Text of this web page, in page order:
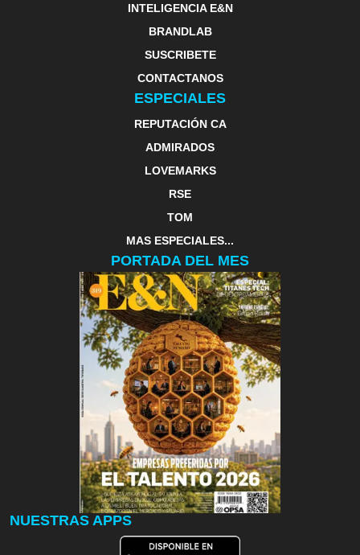
INTELIGENCIA E&N
BRANDLAB
SUSCRIBETE
CONTACTANOS
ESPECIALES
REPUTACIÓN CA
ADMIRADOS
LOVEMARKS
RSE
TOM
MAS ESPECIALES...
PORTADA DEL MES
NUESTRAS APPS